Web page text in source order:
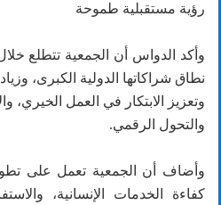
رؤية مستقبلية طموحة
وأكد الدواس أن الجمعية تتطلع
نطاق شراكاتها الدولية الكبرى،
وتعزيز الابتكار في العمل الخيري،
والتحول الرقمي.
وأضاف أن الجمعية تعمل على
كفاءة الخدمات الإنسانية،